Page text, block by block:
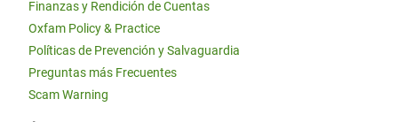
Finanzas y Rendición de Cuentas
Oxfam Policy & Practice
Políticas de Prevención y Salvaguardia
Preguntas más Frecuentes
Scam Warning